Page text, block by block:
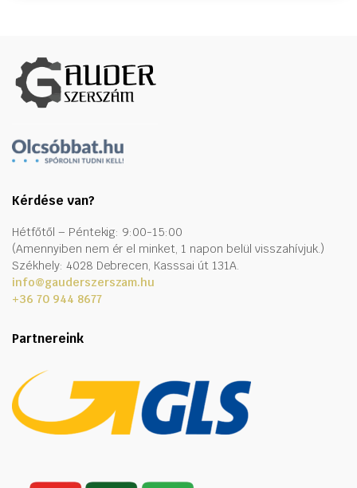
Kérdése van?
Hétfőtől – Péntekig: 9:00-15:00
(Amennyiben nem ér el minket, 1 napon belül visszahívjuk.)
Székhely: 4028 Debrecen, Kasssai út 131A.
info@gauderszerszam.hu
+36 70 944 8677
Partnereink